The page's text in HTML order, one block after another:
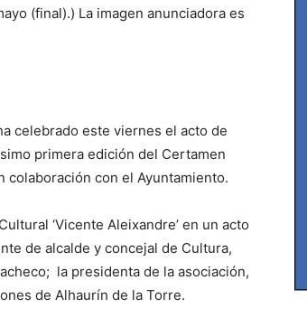
(final).) La imagen anunciadora es
celebrado este viernes el acto de
primera edición del Certamen
colaboración con el Ayuntamiento.
‘Vicente Aleixandre’ en un acto
de alcalde y concejal de Cultura,
la presidenta de la asociación,
de Alhaurín de la Torre.